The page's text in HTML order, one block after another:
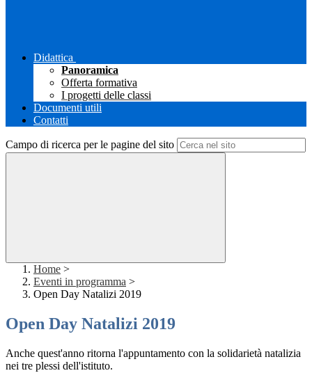
Didattica
Panoramica
Offerta formativa
I progetti delle classi
Documenti utili
Contatti
Campo di ricerca per le pagine del sito
Home >
Eventi in programma >
Open Day Natalizi 2019
Open Day Natalizi 2019
Anche quest'anno ritorna l'appuntamento con la solidarietà natalizia
nei tre plessi dell'istituto.